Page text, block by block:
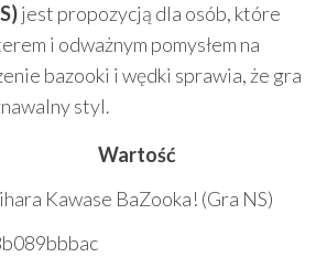
jest propozycją dla osób, które
i odważnym pomysłem na
bazooki i wędki sprawia, że gra
styl.
Wartość
Kawase BaZooka! (Gra NS)